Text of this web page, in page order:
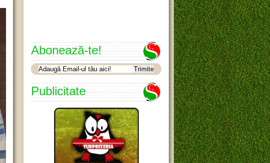
Abonează-te!
Publicitate